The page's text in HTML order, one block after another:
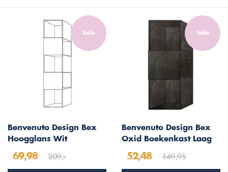
Sale
Benvenuto Design Bex
Hoogglans Wit
69,98 209,-
Sale
Benvenuto Design Bex
Oxid Boekenkast Laag
52,48 149,95